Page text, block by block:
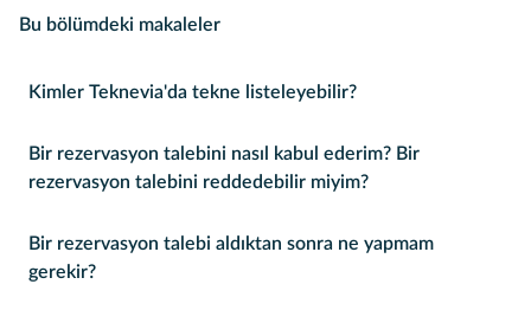
Bu bölümdeki makaleler
Kimler Teknevia'da tekne listeleyebilir?
Bir rezervasyon talebini nasıl kabul ederim? Bir
rezervasyon talebini reddedebilir miyim?
Bir rezervasyon talebi aldıktan sonra ne yapmam
gerekir?